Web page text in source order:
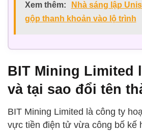
Xem thêm:
Nhà sáng lập
gộp thanh khoản vào lộ trình
BIT Mining Limited
và tại sao đổi tên
BIT Mining Limited là công ty
vực tiền điện tử vừa công bố kế